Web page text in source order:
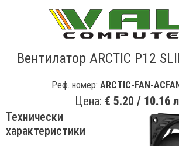
Вентилатор ARCTIC P12
Реф. номер: ARCTIC-FAN-
Цена: € 5.20 / 10.16
Технически
характеристики